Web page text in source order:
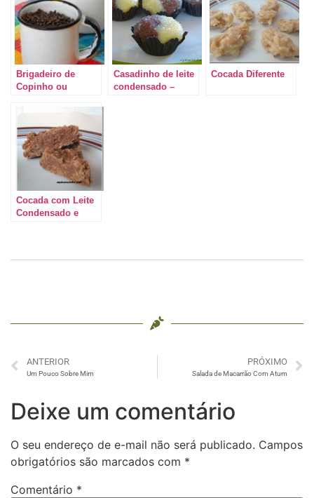
Brigadeiro de
Copinho ou
Casadinho de leite
condensado –
Cocada Diferente
Cocada com Leite
Condensado e
ANTERIOR
Um Pouco Sobre Mim
PRÓXIMO
Salada de Macarrão Com Atum
Deixe um comentário
O seu endereço de e-mail não será publicado. Campos
obrigatórios são marcados com *
Comentário *